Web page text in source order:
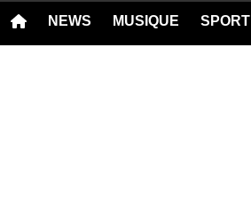
NEWS MUSIQUE SPORT